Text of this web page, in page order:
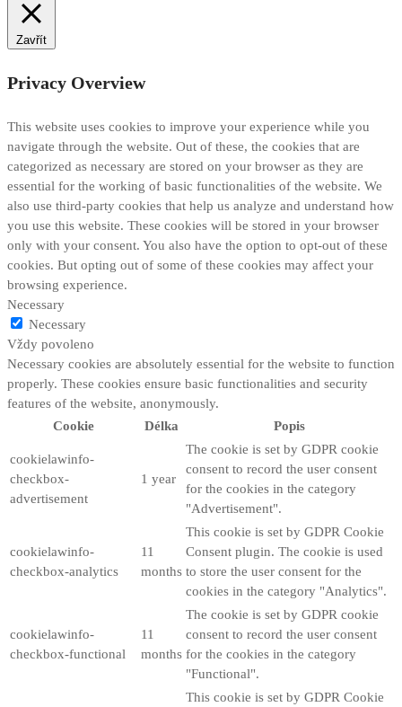
Zavřít
Privacy Overview
This website uses cookies to improve your experience while you
navigate through the website. Out of these, the cookies that are
categorized as necessary are stored on your browser as they are
essential for the working of basic functionalities of the website. We
also use third-party cookies that help us analyze and understand how
you use this website. These cookies will be stored in your browser
only with your consent. You also have the option to opt-out of these
cookies. But opting out of some of these cookies may affect your
browsing experience.
Necessary
Necessary
Vždy povoleno
Necessary cookies are absolutely essential for the website to function
properly. These cookies ensure basic functionalities and security
features of the website, anonymously.
Cookie
Délka Popis
cookielawinfo-
checkbox-
advertisement
1 year
The cookie is set by GDPR cookie
consent to record the user consent
for the cookies in the category
"Advertisement".
cookielawinfo-
checkbox-analytics
11
months
This cookie is set by GDPR Cookie
Consent plugin. The cookie is used
to store the user consent for the
cookies in the category "Analytics".
cookielawinfo-
checkbox-functional
11
months
The cookie is set by GDPR cookie
consent to record the user consent
for the cookies in the category
"Functional".
This cookie is set by GDPR Cookie